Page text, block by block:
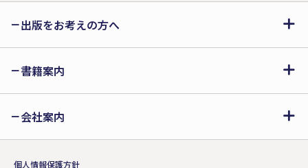
出版をお考えの方へ
書籍案内
会社案内
個人情報保護方針